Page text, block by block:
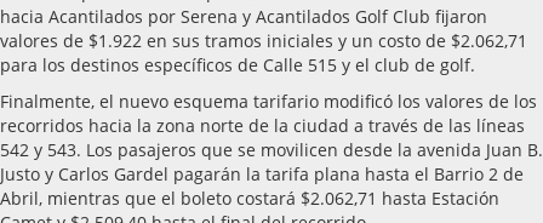
hacia Acantilados por Serena y Acantilados Golf Club fijaron
valores de $1.922 en sus tramos iniciales y un costo de $2.062,71
para los destinos específicos de Calle 515 y el club de golf.
Finalmente, el nuevo esquema tarifario modificó los valores de los
recorridos hacia la zona norte de la ciudad a través de las líneas
542 y 543. Los pasajeros que se movilicen desde la avenida Juan B.
Justo y Carlos Gardel pagarán la tarifa plana hasta el Barrio 2 de
Abril, mientras que el boleto costará $2.062,71 hasta Estación